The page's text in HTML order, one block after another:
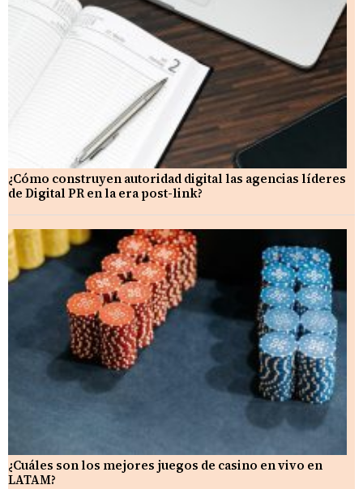
¿Cómo construyen autoridad digital las agencias líderes
de Digital PR en la era post-link?
¿Cuáles son los mejores juegos de casino en vivo en
LATAM?